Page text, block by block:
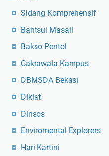
Sidang Komprehensif
Bahtsul Masail
Bakso Pentol
Cakrawala Kampus
DBMSDA Bekasi
Diklat
Dinsos
Enviromental Explorers
Hari Kartini